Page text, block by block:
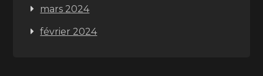
mars 2024
février 2024